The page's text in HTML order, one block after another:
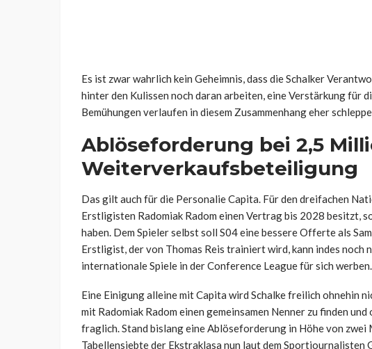
Es ist zwar wahrlich kein Geheimnis, dass die Schalker
hinter den Kulissen noch daran arbeiten, eine Verstärkung für
Bemühungen verlaufen in diesem Zusammenhang eher
Ablöseforderung bei 2,5
Weiterverkaufsbeteiligung
Das gilt auch für die Personalie Capita. Für den dreifachen
Erstligisten Radomiak Radom einen Vertrag bis 2028 besitzt,
haben. Dem Spieler selbst soll S04 eine bessere Offerte als
Erstligist, der von Thomas Reis trainiert wird, kann indes noch
internationale Spiele in der Conference League für sich werben.
Eine Einigung alleine mit Capita wird Schalke freilich ohnehin
mit Radomiak Radom einen gemeinsamen Nenner zu finden
fraglich. Stand bislang eine Ablöseforderung in Höhe von zwei
Tabellensiebte der Ekstraklasa nun laut dem Sportjournalisten